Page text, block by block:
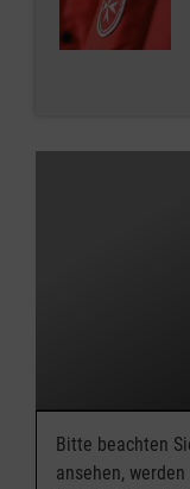
Bitte beachten
ansehen,